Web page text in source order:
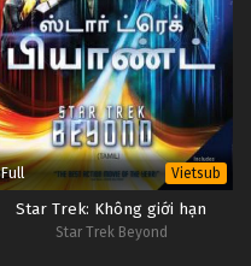
Full Vietsub
Star Trek: Không giới hạn
Star Trek Beyond